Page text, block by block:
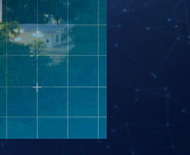
Herramientas para el Entorno Laboral
La Ética y las
Condiciones
La Causa de la Supresión
Investigaciones